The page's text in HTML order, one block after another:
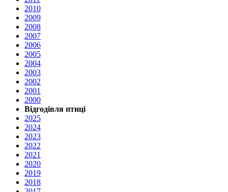
2010
2009
2008
2007
2006
2005
2004
2003
2002
2001
2000
Відгодівля птиці
2025
2024
2023
2022
2021
2020
2019
2018